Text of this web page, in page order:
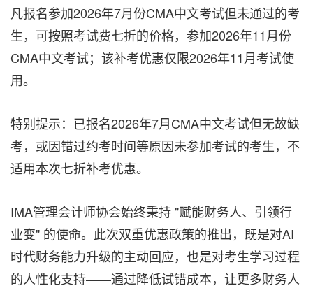
凡报名参加2026年7月份CMA中文考试但未通过的考
生，可按照考试费七折的价格，参加2026年11月份
CMA中文考试；该补考优惠仅限2026年11月考试使
用。
特别提示：已报名2026年7月CMA中文考试但无故缺
考，或因错过约考时间等原因未参加考试的考生，不
适用本次七折补考优惠。
IMA管理会计师协会始终秉持 "赋能财务人、引领行
业变" 的使命。此次双重优惠政策的推出，既是对AI
时代财务能力升级的主动回应，也是对考生学习过程
的人性化支持——通过降低试错成本，让更多财务人